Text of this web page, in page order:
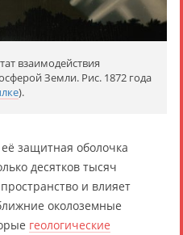
взаимодействия
Земли. Рис. 1872 года
).
защитная оболочка
десятков тысяч
и влияет
околоземные
геологические